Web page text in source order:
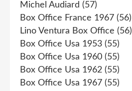
Michel Audiard (57)
Box Office France 1967 (56)
Lino Ventura Box Office (56)
Box Office Usa 1953 (55)
Box Office Usa 1960 (55)
Box Office Usa 1962 (55)
Box Office Usa 1967 (55)